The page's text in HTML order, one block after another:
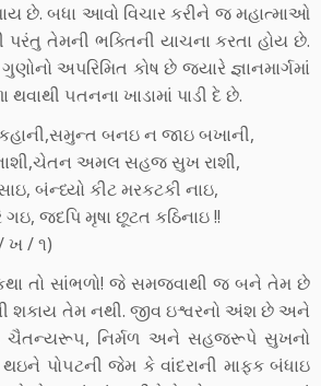
છે. બધા આવો વિચાર કરીને જ મહાત્‍માઓ
પરંતુ તેમની ભક્તિની યાચના કરતા હોય છે.
અપરિમિત કોષ છે જયારે જ્ઞાનમાર્ગમાં
૫તનના ખાડામાં પાડી દે છે.
બનઇ ન જાઇ બખાની,
અમલ સહજ સુખ રાશી,
બંન્‍ધ્‍યો કીટ મરકટકી નાઇ,
જદપિ મૃષા છૂટત કઠિનાઇ !!
ખ / ૧)
તો સાંભળો! જે સમજવાથી જ બને તેમ છે
શકાય તેમ નથી. જીવ ઇશ્વરનો અંશ છે અને
ચૈતન્‍યરૂ૫, નિર્મળ અને સહજરૂપે સુખનો
પો૫ટની જેમ કે વાંદરાની માફક બંધાઇ